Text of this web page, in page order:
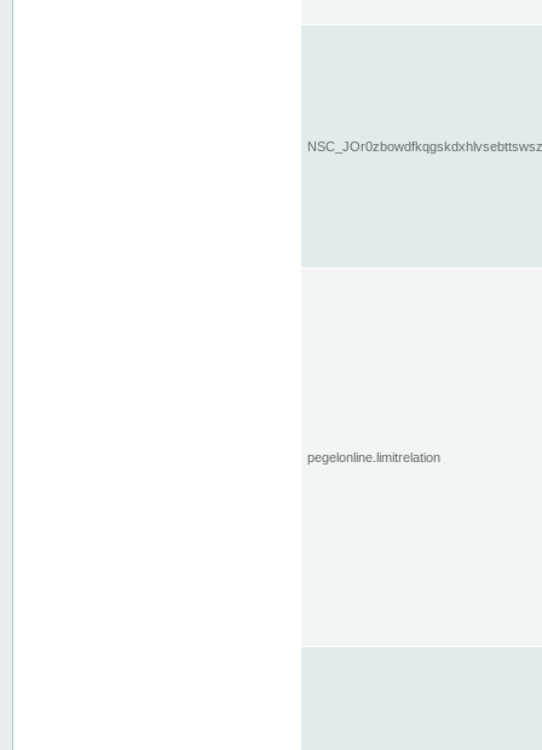
pegelonline.limitrelation